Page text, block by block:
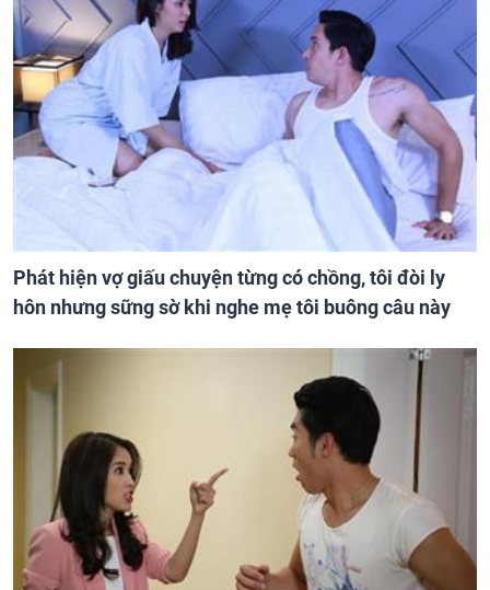
Phát hiện vợ giấu chuyện từng có chồng, tôi đòi ly
hôn nhưng sững sờ khi nghe mẹ tôi buông câu này